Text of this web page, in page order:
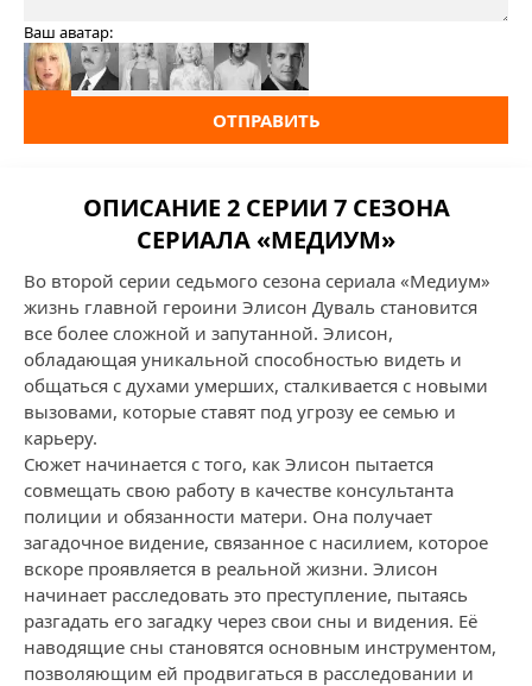
Ваш аватар:
ОТПРАВИТЬ
ОПИСАНИЕ 2 СЕРИИ 7 СЕЗОНА
СЕРИАЛА «МЕДИУМ»
Во второй серии седьмого сезона сериала «Медиум»
жизнь главной героини Элисон Дуваль становится
все более сложной и запутанной. Элисон,
обладающая уникальной способностью видеть и
общаться с духами умерших, сталкивается с новыми
вызовами, которые ставят под угрозу ее семью и
карьеру.
Сюжет начинается с того, как Элисон пытается
совмещать свою работу в качестве консультанта
полиции и обязанности матери. Она получает
загадочное видение, связанное с насилием, которое
вскоре проявляется в реальной жизни. Элисон
начинает расследовать это преступление, пытаясь
разгадать его загадку через свои сны и видения. Её
наводящие сны становятся основным инструментом,
позволяющим ей продвигаться в расследовании и